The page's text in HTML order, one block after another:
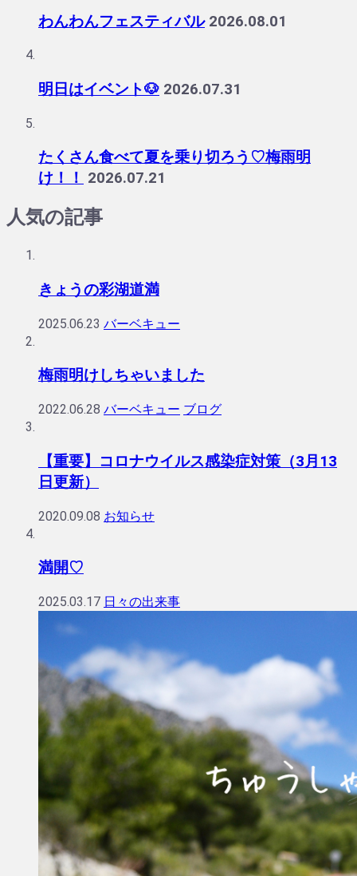
わんわんフェスティバル 2026.08.01
明日はイベント🐶 2026.07.31
たくさん食べて夏を乗り切ろう♡梅雨明
け！！ 2026.07.21
人気の記事
きょうの彩湖道満
2025.06.23 バーベキュー
梅雨明けしちゃいました
2022.06.28 バーベキュー ブログ
【重要】コロナウイルス感染症対策（3月13
日更新）
2020.09.08 お知らせ
満開♡
2025.03.17 日々の出来事